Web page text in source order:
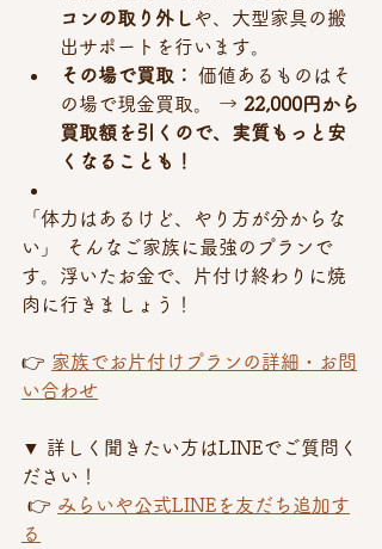
コンの取り外し
や、大型家具の搬
出サポートを行います。
その場で買取：
価値あるものはそ
の場で現金買取。 → 22,000円から
買取額を引くので、実質もっと安
くなることも！
「体力はあるけど、やり方が分からな
い」 そんなご家族に最強のプランで
す。浮いたお金で、片付け終わりに焼
肉に行きましょう！
👉 家族でお片付けプランの詳細・お問
い合わせ
▼ 詳しく聞きたい方はLINEでご質問く
ださい！
👉 みらいや公式LINEを友だち追加す
る